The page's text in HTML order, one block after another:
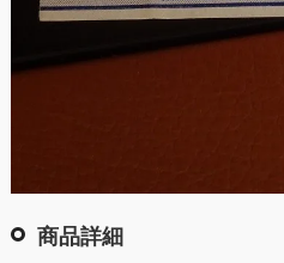
商品詳細